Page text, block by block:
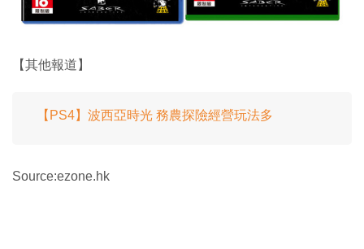
【其他報道】
【PS4】波西亞時光 務農探險經營玩法多
Source:ezone.hk